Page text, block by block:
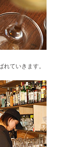
ていきます。